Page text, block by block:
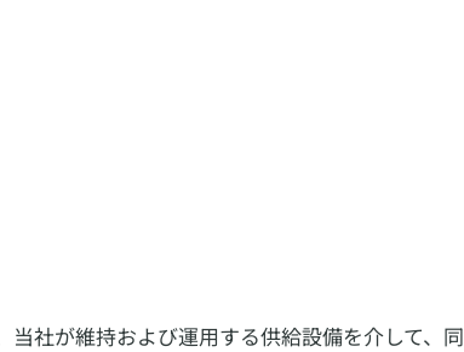
社が維持および運用する供給設備を介して、同